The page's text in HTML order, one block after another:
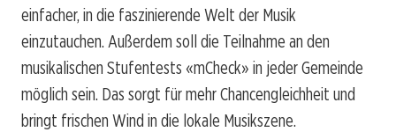
einfacher, in die faszinierende Welt der Musik
einzutauchen. Außerdem soll die Teilnahme an den
musikalischen Stufentests «mCheck» in jeder Gemeinde
möglich sein. Das sorgt für mehr Chancengleichheit und
bringt frischen Wind in die lokale Musikszene.